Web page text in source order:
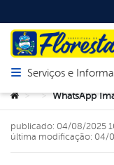
Abrir menu
Serviços e
Você está aqui:
> > WhatsApp
publicado: 04/08/2025
última modificação: 04/